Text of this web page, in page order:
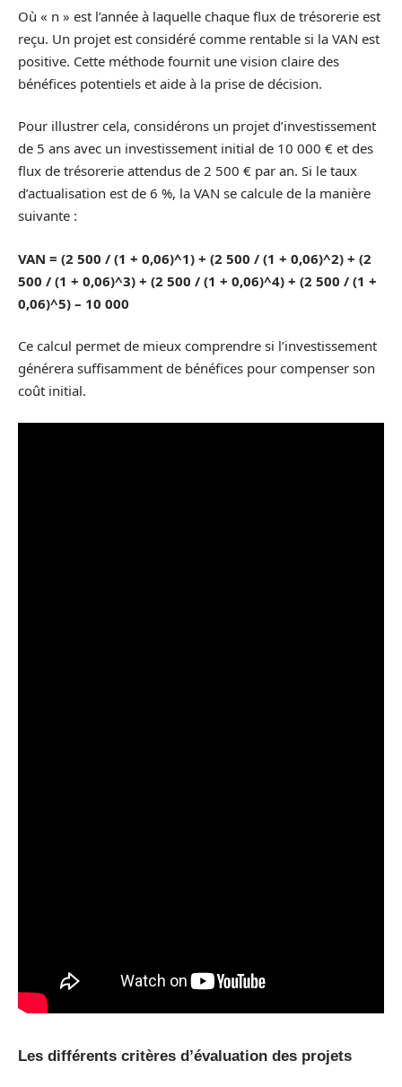
Où « n » est l’année à laquelle chaque flux de trésorerie est
reçu. Un projet est considéré comme rentable si la VAN est
positive. Cette méthode fournit une vision claire des
bénéfices potentiels et aide à la prise de décision.
Pour illustrer cela, considérons un projet d’investissement
de 5 ans avec un investissement initial de 10 000 € et des
flux de trésorerie attendus de 2 500 € par an. Si le taux
d’actualisation est de 6 %, la VAN se calcule de la manière
suivante :
VAN = (2 500 / (1 + 0,06)^1) + (2 500 / (1 + 0,06)^2) + (2
500 / (1 + 0,06)^3) + (2 500 / (1 + 0,06)^4) + (2 500 / (1 +
0,06)^5) – 10 000
Ce calcul permet de mieux comprendre si l’investissement
générera suffisamment de bénéfices pour compenser son
coût initial.
Les différents critères d’évaluation des projets